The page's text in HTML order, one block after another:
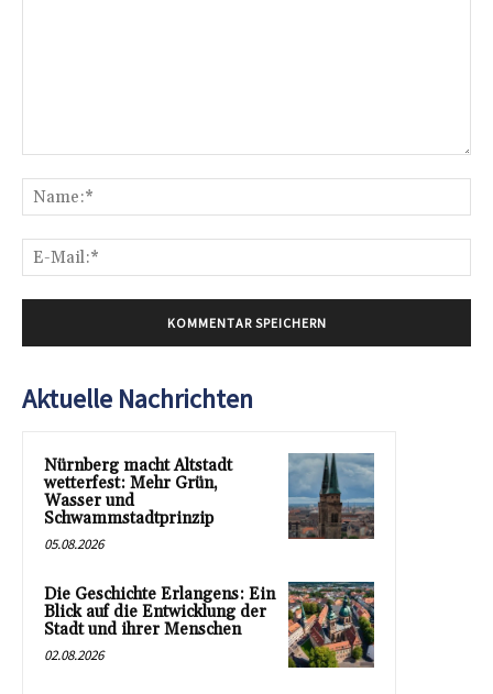
Aktuelle Nachrichten
Nürnberg macht Altstadt
wetterfest: Mehr Grün,
Wasser und
Schwammstadtprinzip
05.08.2026
Die Geschichte Erlangens: Ein
Blick auf die Entwicklung der
Stadt und ihrer Menschen
02.08.2026